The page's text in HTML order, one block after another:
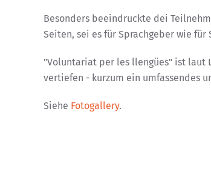
Besonders beeindruckte dei
Seiten, sei es für Sprachgeber wie
"Voluntariat per les llengües" ist laut
vertiefen - kurzum ein umfassendes
Siehe Fotogallery.